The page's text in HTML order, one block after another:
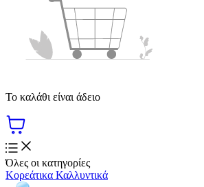
Το καλάθι είναι άδειο
Όλες οι κατηγορίες
Κορεάτικα Καλλυντικά